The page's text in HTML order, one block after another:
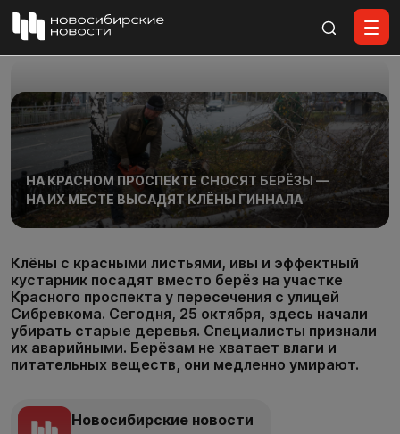
НА КРАСНОМ ПРОСПЕКТЕ СНОСЯТ БЕРЁЗЫ —
НА ИХ МЕСТЕ ВЫСАДЯТ КЛЁНЫ ГИННАЛА
Клёны с красными листьями, ивы и эффектный
кустарник посадят вместо берёз на участке
Красного проспекта у пересечения с улицей
Сибревкома. Сегодня, 25 октября, здесь начали
убирать старые деревья. Специалисты признали
их аварийными. Берёзам не хватает влаги и
питательных веществ, они медленно умирают.
Новосибирские новости